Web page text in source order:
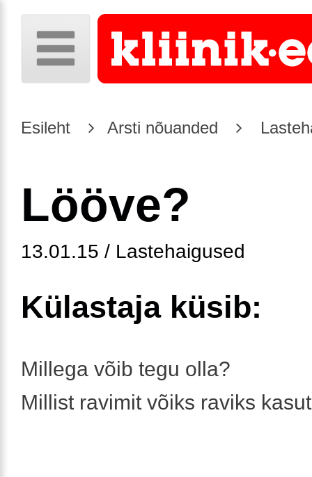
Esileht Arsti nõuanded
Lööve?
13.01.15 / Lastehaigused
Külastaja küsib:
Millega võib tegu olla?
Millist ravimit võiks raviks